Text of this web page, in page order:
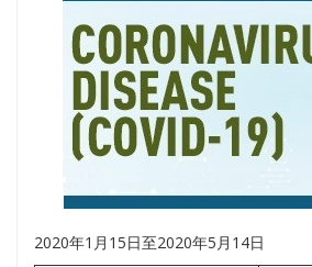
2020年1月15日至2020年5月14日